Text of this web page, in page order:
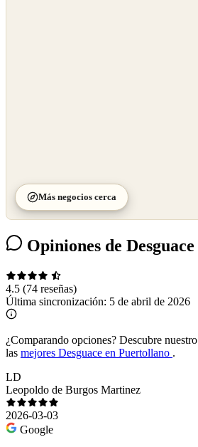
Más negocios cerca
Opiniones de
4.5 (74 reseñas)
Última sincronización: 5 de abril de 2026
¿Comparando opciones? Descubre
las mejores Desguace en Puertollano .
LD
Leopoldo de Burgos Martinez
2026-03-03
Google